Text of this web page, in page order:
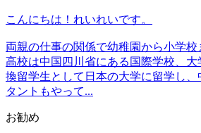
こんにちは！れいれいです。
両親の仕事の関係で幼稚園から小学校
高校は中国四川省にある国際学校、
換留学生として日本の大学に留学し
タントもやって...
お勧め